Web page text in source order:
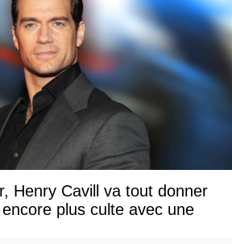
Henry Cavill va tout donner
plus culte avec une